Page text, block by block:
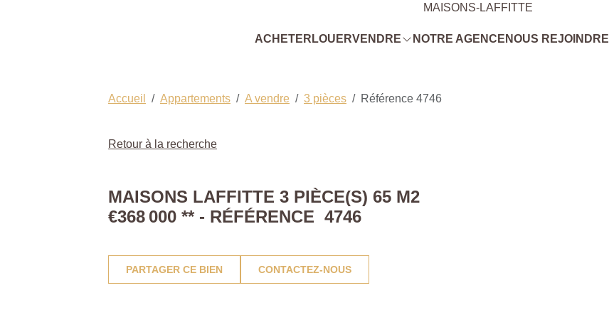
MAISONS-LAFFITTE
ACHETER LOUERVENDRE NOTRE AGENCE NOUS REJOINDRE
Accueil Appartements A vendre 3 pièces Référence 4746
Retour à la recherche
MAISONS LAFFITTE 3 PIÈCE(S) 65 M2
€368 000 ** - RÉFÉRENCE 4746
PARTAGER CE BIEN CONTACTEZ-NOUS